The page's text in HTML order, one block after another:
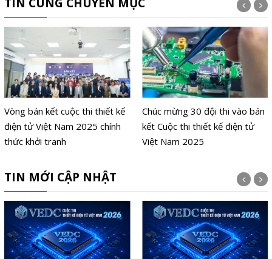
Vòng bán kết cuộc thi thiết kế
điện tử Việt Nam 2025 chính
thức khởi tranh
Chúc mừng 30 đội thi vào bán
kết Cuộc thi thiết kế điện tử
Việt Nam 2025
TIN MỚI CẬP NHẬT